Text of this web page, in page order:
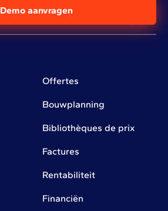
Demo aanvragen
Offertes
Bouwplanning
Bibliothèques de prix
Factures
Rentabiliteit
Financiën